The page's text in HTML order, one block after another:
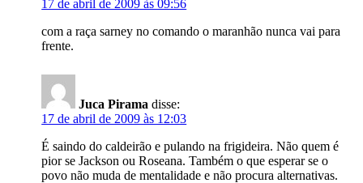
17 de abril de 2009 às 09:56
com a raça sarney no comando o maranhão nunca vai para
frente.
Juca Pirama disse:
17 de abril de 2009 às 12:03
É saindo do caldeirão e pulando na frigideira. Não quem é
pior se Jackson ou Roseana. Também o que esperar se o
povo não muda de mentalidade e não procura alternativas.